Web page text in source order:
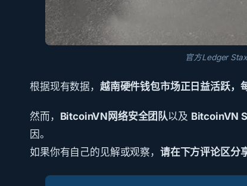
官方Ledger
根据现有数据， 越南硬件钱包市场正日益活跃，
然而， BitcoinVN网络安全团队以及 BitcoinVN
因。
如果你有自己的见解或观察， 请在下方评论区分